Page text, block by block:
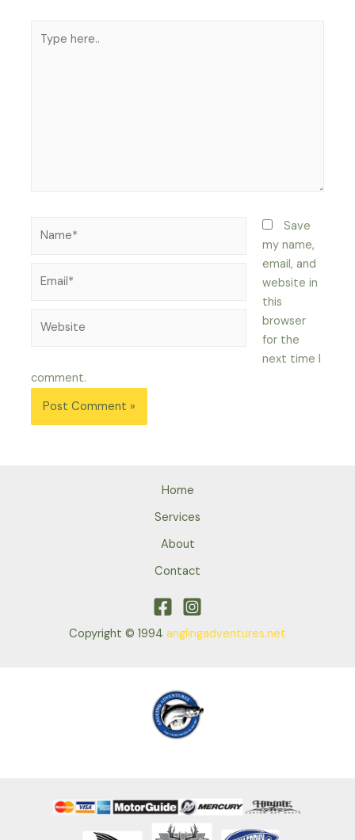
here..
Save
my name,
email, and
website in
this
browser
for the
next time I
comment.
Home
Services
About
Contact
Copyright © 1994 anglingadventures.net